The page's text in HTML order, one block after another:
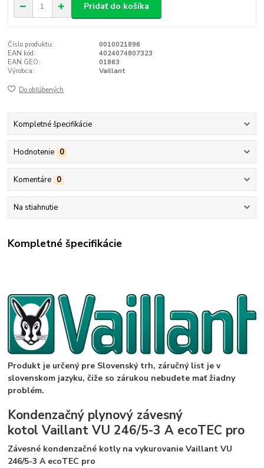
Pridať do košíka
Číslo produktu:
0010021896
EAN kód:
4024074807323
EAN GEO:
01863
Výrobca:
Vaillant
Do obľúbených
Kompletné špecifikácie
Hodnotenie 0
Komentáre 0
Na stiahnutie
Kompletné špecifikácie
Produkt je určený pre Slovenský trh, záručný list je v
slovenskom jazyku, čiže so zárukou nebudete mať žiadny
problém.
Kondenzačný plynový závesný
kotol Vaillant VU 246/5-3 A ecoTEC pro
Závesné kondenzačné kotly na vykurovanie Vaillant VU
246/5-3 A ecoTEC pro